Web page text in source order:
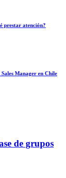
prestar atención?
Manager en Chile
de grupos